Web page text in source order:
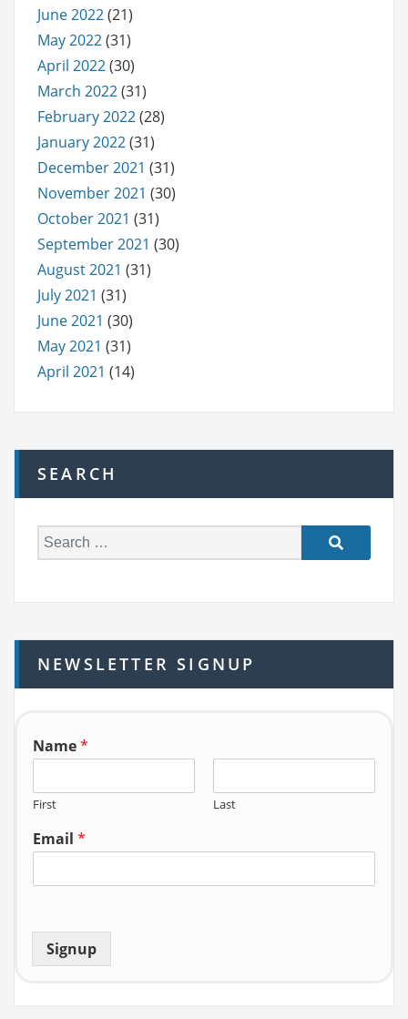
June 2022(21)
May 2022(31)
April 2022(30)
March 2022(31)
February 2022(28)
January 2022(31)
December 2021 (31)
November 2021 (30)
October 2021 (31)
September 2021 (30)
August 2021 (31)
July 2021 (31)
June 2021 (30)
May 2021 (31)
April 2021 (14)
SEARCH
e
h
f
o
NEWSLETTER SIGNUP
Name*
First Last
Email *
Signup